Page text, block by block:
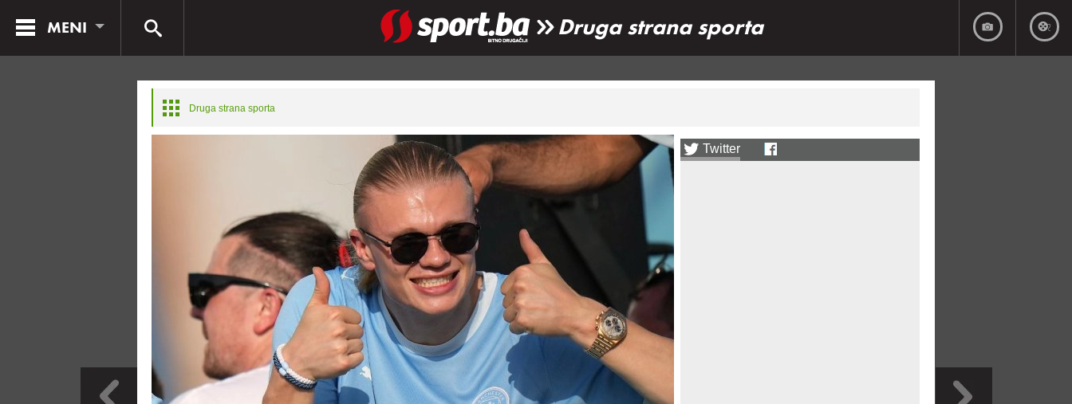
MENI Druga strana sporta
Druga strana sporta
Twitter